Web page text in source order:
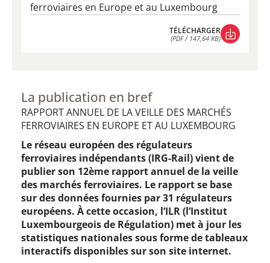
ferroviaires en Europe et au Luxembourg
TÉLÉCHARGER
(PDF / 147,64 KB)
La publication en bref
RAPPORT ANNUEL DE LA VEILLE DES MARCHÉS
FERROVIAIRES EN EUROPE ET AU LUXEMBOURG
Le réseau européen des régulateurs
ferroviaires indépendants (IRG-Rail) vient de
publier son 12ème rapport annuel de la veille
des marchés ferroviaires. Le rapport se base
sur des données fournies par 31 régulateurs
européens. À cette occasion, l’ILR (l’Institut
Luxembourgeois de Régulation) met à jour les
statistiques nationales sous forme de tableaux
interactifs disponibles sur son site internet.